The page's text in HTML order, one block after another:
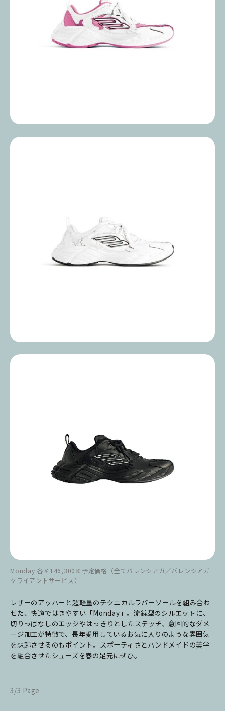
Monday 各￥146,300※予定価格（全てバレンシアガ／バレンシアガ
クライアントサービス）
レザーのアッパーと超軽量のテクニカルラバーソールを組み合わ
せた、快適ではきやすい「Monday」。流線型のシルエットに、
切りっぱなしのエッジやはっきりとしたステッチ、意図的なダメ
ージ加工が特徴で、長年愛用しているお気に入りのような雰囲気
を想起させるのもポイント。スポーティさとハンドメイドの美学
を融合させたシューズを春の足元にぜひ。
3/3 Page